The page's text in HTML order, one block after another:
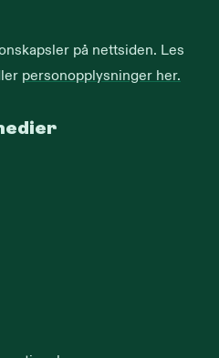
på nettsiden. Les
personopplysninger her.